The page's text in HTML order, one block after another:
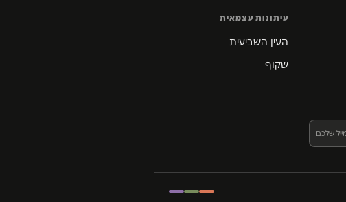
עיתונות עצמאית
העין השביעית
שקוף